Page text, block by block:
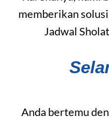
memberikan
Jadwal
Anda bertemu